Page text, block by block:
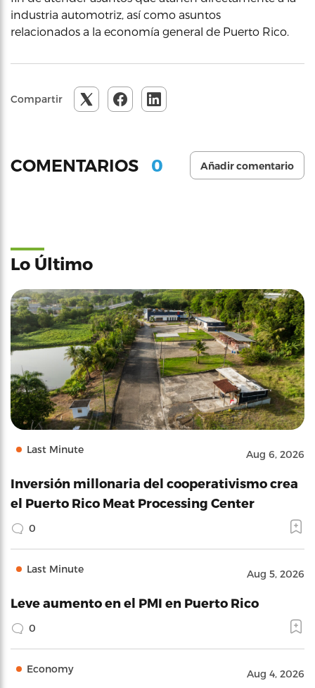
industria automotriz, así como asuntos
relacionados a la economía general de Puerto Rico.
Compartir
COMENTARIOS 0 Añadir comentario
Lo Último
Last Minute Aug 6, 2026
Inversión millonaria del cooperativismo crea
el Puerto Rico Meat Processing Center
0
Last Minute Aug 5, 2026
Leve aumento en el PMI en Puerto Rico
0
Economy Aug 4, 2026